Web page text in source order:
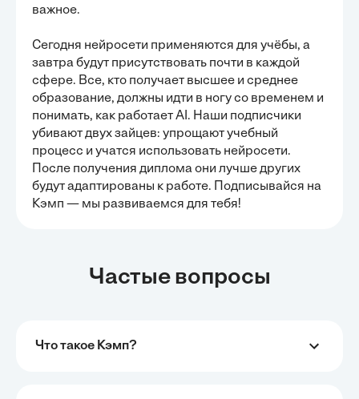
важное.
Сегодня нейросети применяются для учёбы, а
завтра будут присутствовать почти в каждой
сфере. Все, кто получает высшее и среднее
образование, должны идти в ногу со временем и
понимать, как работает AI. Наши подписчики
убивают двух зайцев: упрощают учебный
процесс и учатся использовать нейросети.
После получения диплома они лучше других
будут адаптированы к работе. Подписывайся на
Кэмп — мы развиваемся для тебя!
Частые вопросы
Что такое Кэмп?